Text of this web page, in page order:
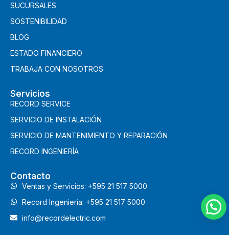
SUCURSALES
SOSTENIBILIDAD
BLOG
ESTADO FINANCIERO
TRABAJA CON NOSOTROS
Servicios
RECORD SERVICE
SERVICIO DE INSTALACIÓN
SERVICIO DE MANTENIMIENTO Y REPARACIÓN
RECORD INGENIERÍA
Contacto
Ventas y Servicios: +595 21 517 5000
Record Ingeniería: +595 21 517 5000
info@recordelectric.com